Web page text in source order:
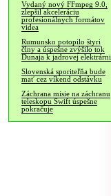
Vydaný nový FFmpeg 9.0,
zlepšil akceleráciu
profesionálnych formátov
videa
Rumunsko potopilo štyri
člny a úspešne zvýšilo tok
Dunaja k jadrovej elektrárni
Slovenská sporiteľňa bude
mať cez víkend odstávku
Záchrana misie na záchranu
teleskopu Swift úspešne
pokračuje